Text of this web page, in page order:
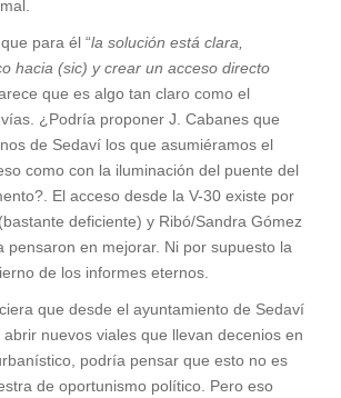
para él “la solución está clara,
hacia (sic) y crear un acceso directo
que es algo tan claro como el
¿Podría proponer J. Cabanes que
de Sedaví los que asumiéramos el
como con la iluminación del puente del
El acceso desde la V-30 existe por
deficiente) y Ribó/Sandra Gómez
pensaron en mejorar. Ni por supuesto la
de los informes eternos.
que desde el ayuntamiento de Sedaví
nuevos viales que llevan decenios en
podría pensar que esto no es
de oportunismo político. Pero eso